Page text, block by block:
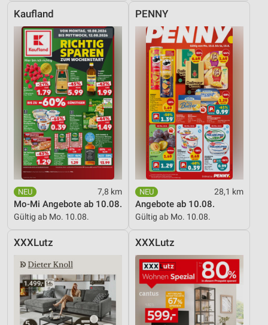
Kaufland
7,8 km
Mo-Mi Angebote ab 10.08.
Gültig ab Mo. 10.08.
PENNY
28,1 km
Angebote ab 10.08.
Gültig ab Mo. 10.08.
XXXLutz XXXLutz